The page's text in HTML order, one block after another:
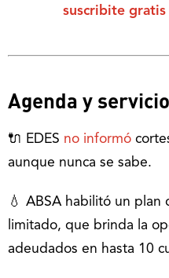
suscribite gratis
Agenda y
🔌 EDES no informó
aunque nunca se sabe.
💧 ABSA habilitó un
limitado, que brinda la
adeudados en hasta 10